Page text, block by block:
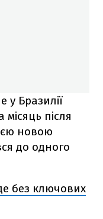
у Бразилії
після
новою
до одного
без ключових